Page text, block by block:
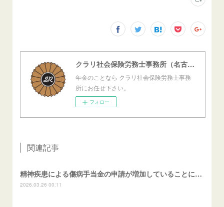
クラリ社会保険労務士事務所（名古屋西障害年金センター）
年金のことなら クラリ社会保険労務士事務
所にお任せ下さい。
フォロー
関連記事
精神疾患による傷病手当金の申請が増加していることについて
2026.03.26 00:11